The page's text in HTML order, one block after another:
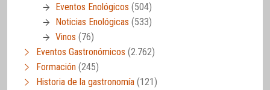
Eventos Enológicos (504)
Noticias Enológicas (533)
Vinos (76)
Eventos Gastronómicos (2.762)
Formación (245)
Historia de la gastronomía (121)